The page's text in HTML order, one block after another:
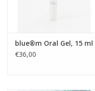
blue®m Oral Gel, 15 ml
€36,00